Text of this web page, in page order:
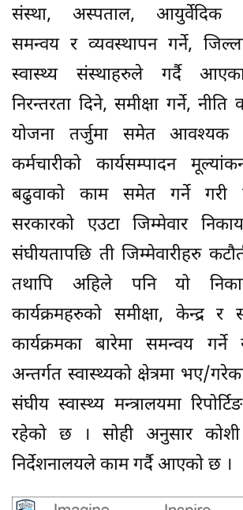
संस्था, अस्पताल, आयुर्वेदिक
समन्वय र व्यवस्थापन गर्ने,
स्वास्थ्य संस्थाहरुले गर्दै आएका
निरन्तरता दिने, समीक्षा गर्ने,
योजना तर्जुमा समेत आवश्यक
कर्मचारीको कार्यसम्पादन
बढुवाको काम समेत गर्ने गरी
सरकारको एउटा जिम्मेवार
संघीयतापछि ती जिम्मेवारीहरु
तथापि अहिले पनि यो
कार्यक्रमहरुको समीक्षा, केन्द्र र
कार्यक्रमका बारेमा समन्वय
अन्तर्गत स्वास्थ्यको क्षेत्रमा भए/
संघीय स्वास्थ्य मन्त्रालयमा
रहेको छ । सोही अनुसार कोशी
निर्देशनालयले काम गर्दै आएको छ ।